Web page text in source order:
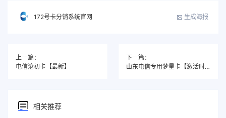
172号卡分销系统官网 生成海报
上一篇：
电信沧初卡【最新】
下一篇：
山东电信专用梦星卡【激活时选号】
相关推荐